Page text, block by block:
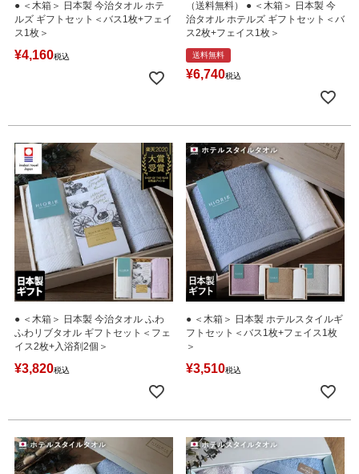
● ＜木箱＞ 日本製 今治タオル ホテ
ルズ ギフトセット＜バス1枚+フェイ
ス1枚＞
¥4,160税込
（送料無料） ● ＜木箱＞ 日本製 今
治タオル ホテルズ ギフトセット＜バ
ス2枚+フェイス1枚＞
送料無料
¥6,740税込
● ＜木箱＞ 日本製 今治タオル ふわ
ふわリブタオル ギフトセット＜フェ
イス2枚+入浴剤2個＞
¥3,820税込
● ＜木箱＞ 日本製 ホテルスタイルギ
フトセット＜バス1枚+フェイス1枚
＞
¥3,510税込